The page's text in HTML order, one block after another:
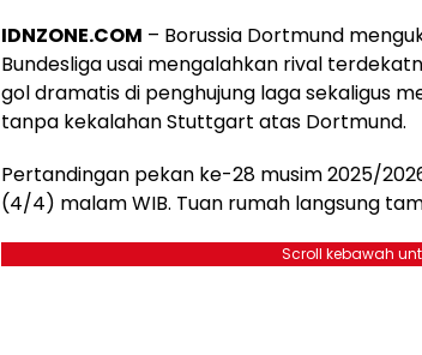
IDNZONE.COM – Borussia Dortmund
Bundesliga usai mengalahkan rival
gol dramatis di penghujung laga sekaligus
tanpa kekalahan Stuttgart atas Dortmund.
Pertandingan pekan ke-28 musim 2025/
(4/4) malam WIB. Tuan rumah langsung
Scroll kebawah